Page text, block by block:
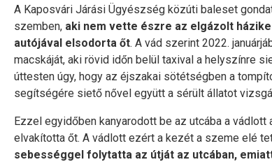
A Kaposvári Járási Ügyészség közúti baleset
szemben, aki nem vette észre az elgázolt
autójával elsodorta őt. A vád szerint 2022.
macskáját, aki rövid időn belül taxival a helyszínre
úttesten úgy, hogy az éjszakai sötétségben a
segítségére siető nővel együtt a sérült állatot
Ezzel egyidőben kanyarodott be az utcába a
elvakította őt. A vádlott ezért a kezét a szeme elé
sebességgel folytatta az útját az utcában,